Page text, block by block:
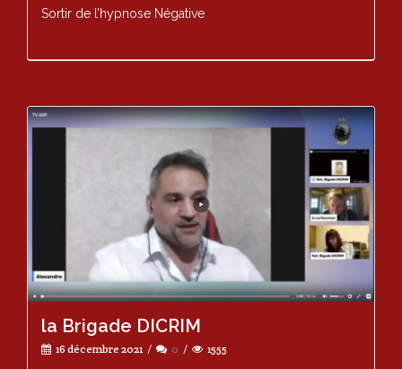
Sortir de l’hypnose Négative
la Brigade DICRIM
16 décembre 2021 0 1555